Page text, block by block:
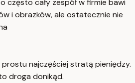
często cały zespół w firmie bawi
i obrazków, ale ostatecznie nie
najczęściej stratą pieniędzy.
droga donikąd.